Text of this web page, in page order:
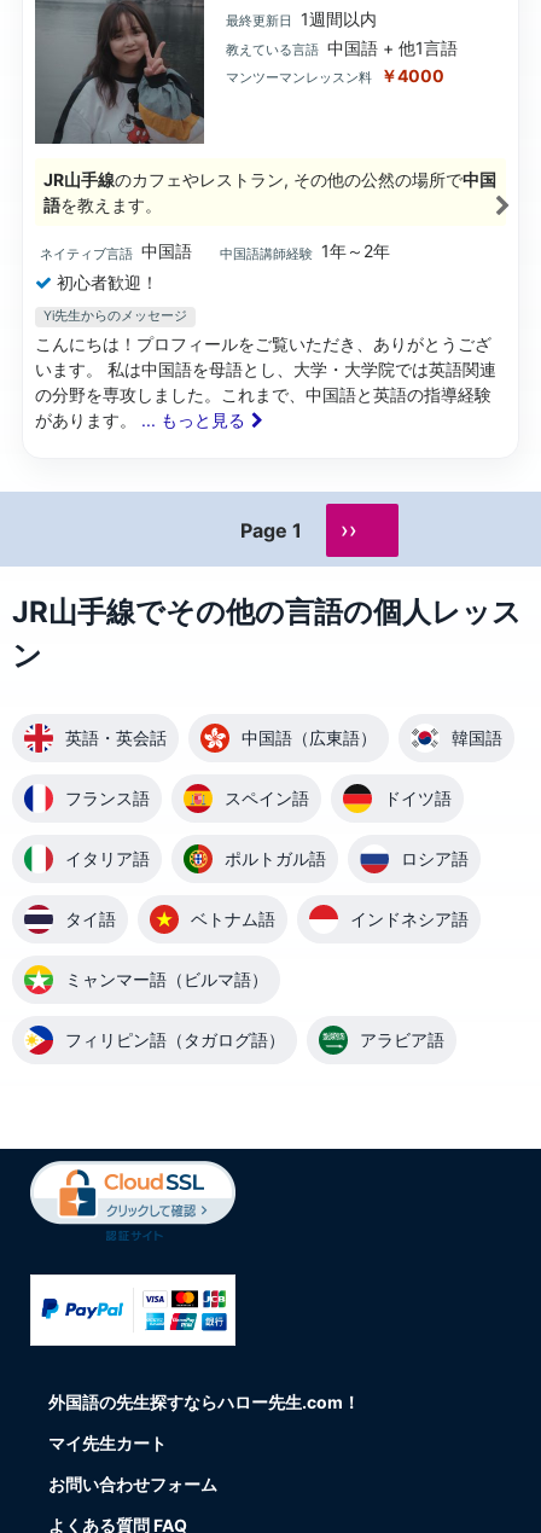
最終更新日 1週間以内
教えている言語 中国語 + 他1言語
マンツーマンレッスン料 ￥4000
JR山手線のカフェやレストラン, その他の公然の場所で中国
語を教えます。
ネイティブ言語 中国語 中国語講師経験 1年～2年
初心者歓迎！
Yi先生からのメッセージ
こんにちは！プロフィールをご覧いただき、ありがとうござ
います。 私は中国語を母語とし、大学・大学院では英語関連
の分野を専攻しました。これまで、中国語と英語の指導経験
があります。 ... もっと見る
Page 1 ››
JR山手線でその他の言語の個人レッス
ン
英語・英会話 中国語（広東語） 韓国語
フランス語 スペイン語 ドイツ語
イタリア語 ポルトガル語 ロシア語
タイ語 ベトナム語 インドネシア語
ミャンマー語（ビルマ語）
フィリピン語（タガログ語） アラビア語
外国語の先生探すならハロー先生.com！
マイ先生カート
お問い合わせフォーム
よくある質問 FAQ